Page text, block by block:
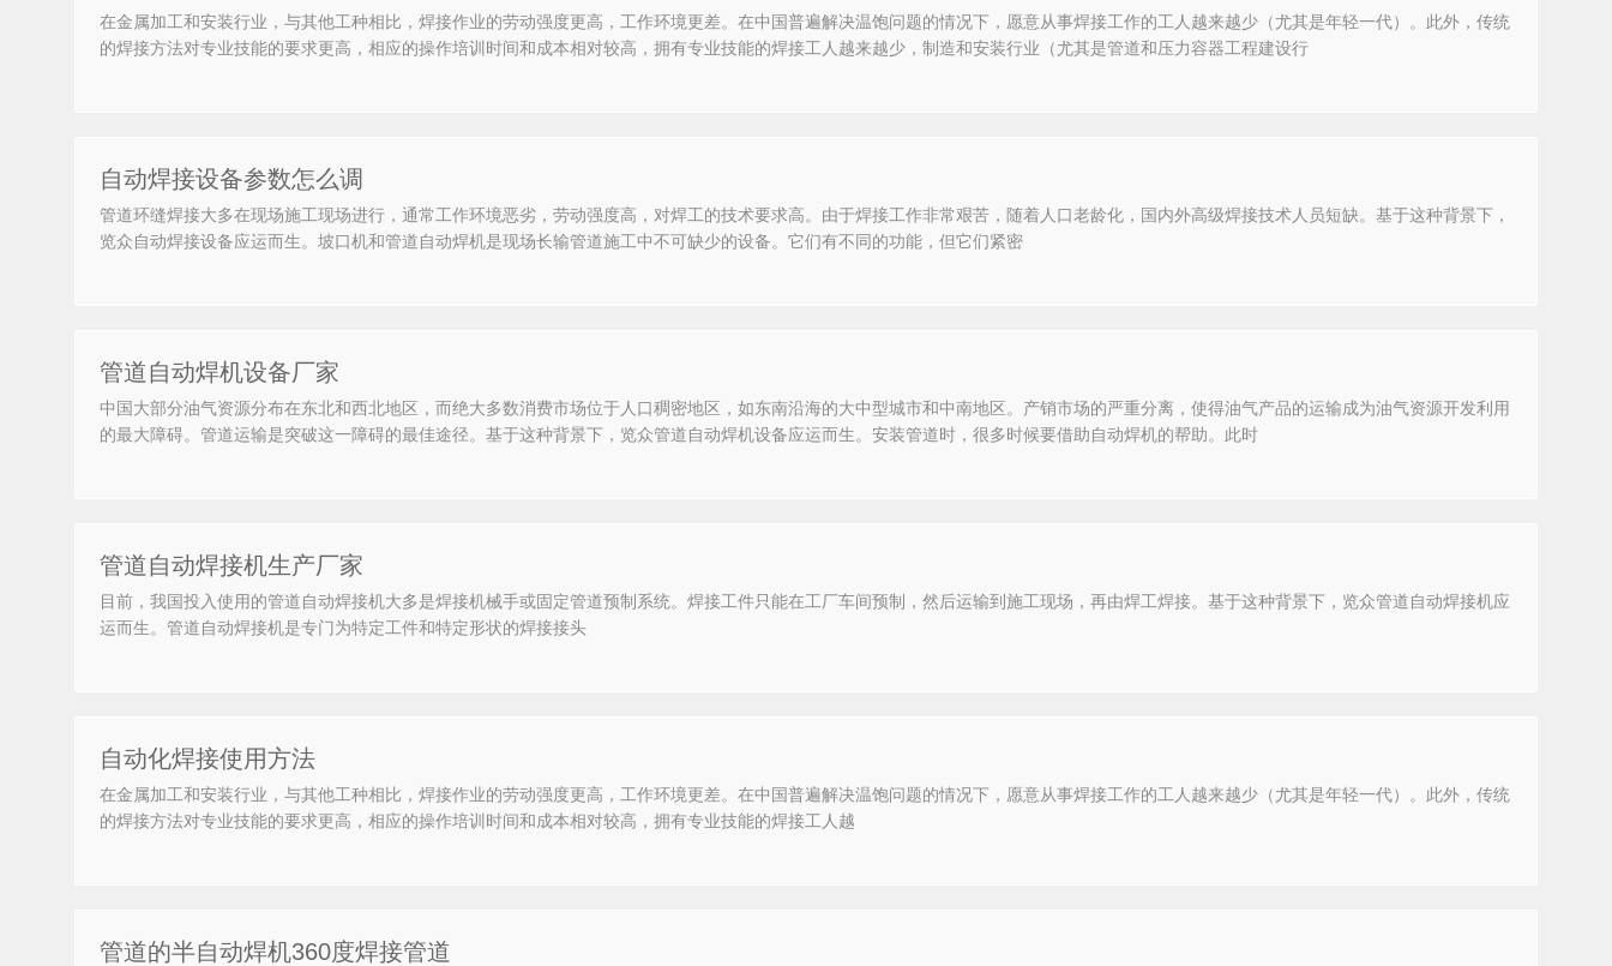
在金属加工和安装行业，与其他工种相比，焊接作业的劳动强度更高，工作环境更差。在中国普遍解决温饱问题的情况下，愿意从事焊接工作的工人越来越少（尤其是年轻一代）。此外，传统
的焊接方法对专业技能的要求更高，相应的操作培训时间和成本相对较高，拥有专业技能的焊接工人越来越少，制造和安装行业（尤其是管道和压力容器工程建设行
自动焊接设备参数怎么调
管道环缝焊接大多在现场施工现场进行，通常工作环境恶劣，劳动强度高，对焊工的技术要求高。由于焊接工作非常艰苦，随着人口老龄化，国内外高级焊接技术人员短缺。基于这种背景下，
览众自动焊接设备应运而生。坡口机和管道自动焊机是现场长输管道施工中不可缺少的设备。它们有不同的功能，但它们紧密
管道自动焊机设备厂家
中国大部分油气资源分布在东北和西北地区，而绝大多数消费市场位于人口稠密地区，如东南沿海的大中型城市和中南地区。产销市场的严重分离，使得油气产品的运输成为油气资源开发利用
的最大障碍。管道运输是突破这一障碍的最佳途径。基于这种背景下，览众管道自动焊机设备应运而生。安装管道时，很多时候要借助自动焊机的帮助。此时
管道自动焊接机生产厂家
目前，我国投入使用的管道自动焊接机大多是焊接机械手或固定管道预制系统。焊接工件只能在工厂车间预制，然后运输到施工现场，再由焊工焊接。基于这种背景下，览众管道自动焊接机应
运而生。管道自动焊接机是专门为特定工件和特定形状的焊接接头
自动化焊接使用方法
在金属加工和安装行业，与其他工种相比，焊接作业的劳动强度更高，工作环境更差。在中国普遍解决温饱问题的情况下，愿意从事焊接工作的工人越来越少（尤其是年轻一代）。此外，传统
的焊接方法对专业技能的要求更高，相应的操作培训时间和成本相对较高，拥有专业技能的焊接工人越
管道的半自动焊机360度焊接管道